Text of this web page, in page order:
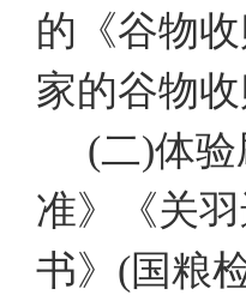
的《谷物
家的谷物
(二)体
准》《关
书》(国粮